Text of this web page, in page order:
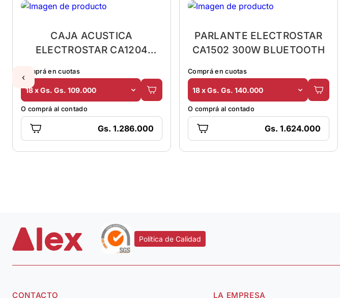
CAJA ACUSTICA
ELECTROSTAR CA1204
Comprá en cuotas
18 x Gs. Gs. 109.000
O comprá al contado
Gs. 1.286.000
PARLANTE ELECTROSTAR
CA1502 300W BLUETOOTH
Comprá en cuotas
18 x Gs. Gs. 140.000
O comprá al contado
Gs. 1.624.000
‹
Política de Calidad
CONTACTO LA EMPRESA